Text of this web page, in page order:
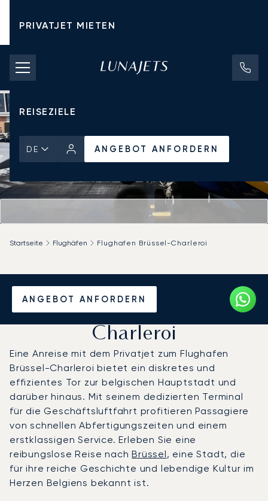
PRIVATJET MIETEN
CHARTERPREISE
PRIVATJETS
REISEZIELE
DE ANGEBOT ANFORDERN
ANGEBOT ANFORDERN
Startseite Flughäfen Flughafen Brüssel-Charleroi
Privatjet chartern zum
Flughafen Brüssel-
Charleroi
Eine Anreise mit dem Privatjet zum Flughafen
Brüssel-Charleroi bietet ein diskretes und
effizientes Tor zur belgischen Hauptstadt und
darüber hinaus. Mit seinem dedizierten Terminal
für die Geschäftsluftfahrt profitieren Passagiere
von schnellen Abfertigungszeiten und einem
erstklassigen Service. Erleben Sie eine
reibungslose Reise nachBrüssel, eine Stadt, die
für ihre reiche Geschichte und lebendige Kultur im
Herzen Belgiens bekannt ist.